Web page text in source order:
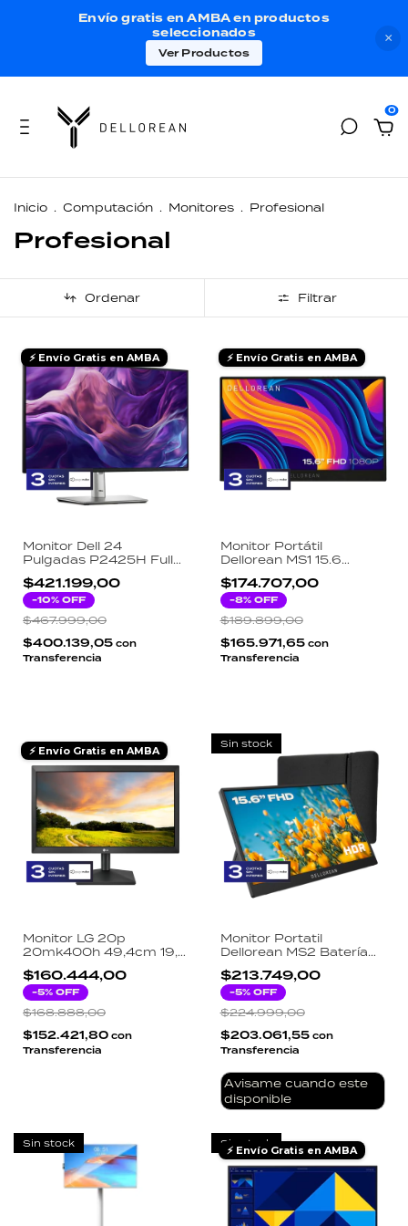
×
Envío gratis en AMBA en productos
seleccionados
Ver Productos
0
Inicio . Computación . Monitores . Profesional
Profesional
Ordenar Filtrar
⚡ Envío Gratis en AMBA
Monitor Dell 24
Pulgadas P2425H Full
HD 100Hz IPS HDMI
DisplayPort VGA USB-C
Hub Ergonómico
$421.199,00
-10% OFF
$467.999,00
$400.139,05 con
Transferencia
⚡ Envío Gratis en AMBA
Monitor Portátil
Dellorean MS1 15.6
1920x1080 Full HD IPS
HDR Estructura Caucho
USB-C HDMI
$174.707,00
-8% OFF
$189.899,00
$165.971,65 con
Transferencia
⚡ Envío Gratis en AMBA
Monitor LG 20p
20mk400h 49,4cm 19,5
PuLG 1366x768 Hdmi
16:9
$160.444,00
-5% OFF
$168.888,00
$152.421,80 con
Transferencia
Sin stock
Monitor Portatil
Dellorean MS2 Batería
10800mAh 15.6
1920x1080 Full HD IPS
Caucho Antigolpes USB-
C HDMI
$213.749,00
-5% OFF
$224.999,00
$203.061,55 con
Transferencia
Avisame cuando este
disponible
Sin stock Sin stock
⚡ Envío Gratis en AMBA